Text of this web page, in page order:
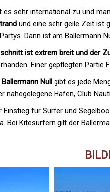
es sehr international zu und
und eine sehr geile Zeit ist
Dann ist am Ballermann
ist extrem breit und der
Einer gepflegten Partie
Ballermann Null gibt es jede
nahegelegene Hafen, Club
Einstieg für Surfer und
Bei Kitesurfern gilt der